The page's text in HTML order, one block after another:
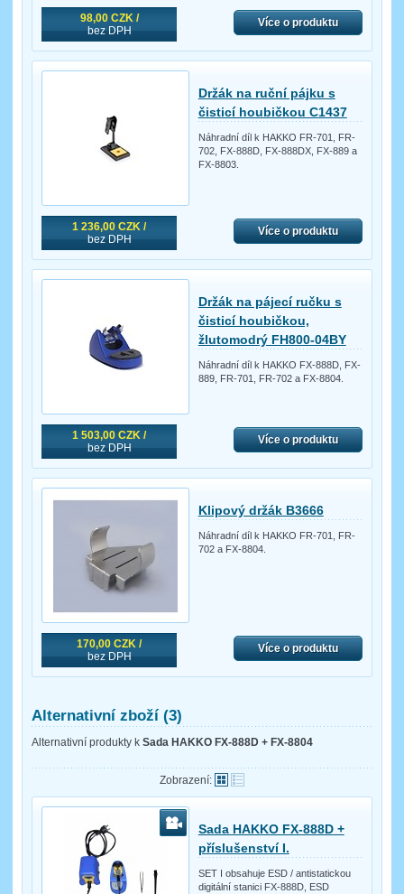
98,00 CZK /
bez DPH
Více o produktu
1 236,00 CZK /
bez DPH
Držák na ruční pájku s
čisticí houbičkou C1437
Náhradní díl k HAKKO FR-701, FR-
702, FX-888D, FX-888DX, FX-889 a
FX-8803.
Více o produktu
1 503,00 CZK /
bez DPH
Držák na pájecí ručku s
čisticí houbičkou,
žlutomodrý FH800-04BY
Náhradní díl k HAKKO FX-888D, FX-
889, FR-701, FR-702 a FX-8804.
Více o produktu
170,00 CZK /
bez DPH
Klipový držák B3666
Náhradní díl k HAKKO FR-701, FR-
702 a FX-8804.
Více o produktu
Alternativní zboží (3)
Alternativní produkty k Sada HAKKO FX-888D + FX-8804
Zobrazení:
Sada HAKKO FX-888D +
příslušenství I.
SET I obsahuje ESD / antistatickou
digitální stanici FX-888D, ESD